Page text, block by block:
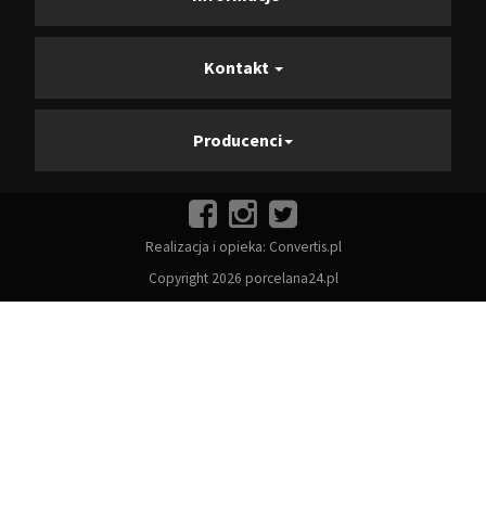
Kontakt
Producenci
Realizacja i opieka: Convertis.pl
Copyright 2026 porcelana24.pl